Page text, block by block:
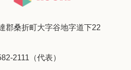
桑折町大字谷地字道下22
2111（代表）